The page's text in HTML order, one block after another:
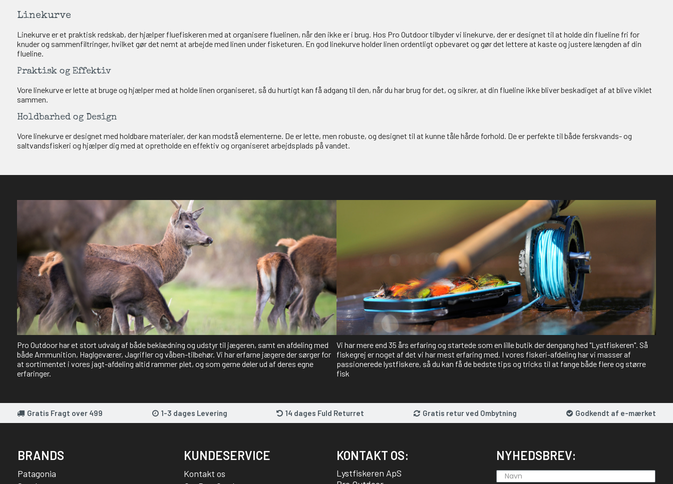
Linekurve
Linekurve er et praktisk redskab, der hjælper fluefiskeren med at organisere fluelinen, når den ikke er i brug. Hos Pro Outdoor tilbyder vi linekurve, der er designet til at holde din flueline fri for
knuder og sammenfiltringer, hvilket gør det nemt at arbejde med linen under fisketuren. En god linekurve holder linen ordentligt opbevaret og gør det lettere at kaste og justere længden af din
flueline.
Praktisk og Effektiv
Vore linekurve er lette at bruge og hjælper med at holde linen organiseret, så du hurtigt kan få adgang til den, når du har brug for det, og sikrer, at din flueline ikke bliver beskadiget af at blive viklet
sammen.
Holdbarhed og Design
Vore linekurve er designet med holdbare materialer, der kan modstå elementerne. De er lette, men robuste, og designet til at kunne tåle hårde forhold. De er perfekte til både ferskvands- og
saltvandsfiskeri og hjælper dig med at opretholde en effektiv og organiseret arbejdsplads på vandet.
Pro Outdoor har et stort udvalg af både beklædning og udstyr til jægeren, samt en afdeling med
både Ammunition, Haglgeværer, Jagrifler og våben-tilbehør. Vi har erfarne jægere der sørger for
at sortimentet i vores jagt-afdeling altid rammer plet, og som gerne deler ud af deres egne
erfaringer.
Vi har mere end 35 års erfaring og startede som en lille butik der dengang hed "Lystfiskeren". Så
fiskegrej er noget af det vi har mest erfaring med. I vores fiskeri-afdeling har vi masser af
passionerede lystfiskere, så du kan få de bedste tips og tricks til at fange både flere og større
fisk
Gratis Fragt over 499 1-3 dages Levering 14 dages Fuld Returret Gratis retur ved Ombytning Godkendt af e-mærket
BRANDS
Patagonia
KUNDESERVICE
Kontakt os
KONTAKT OS:
Lystfiskeren ApS
NYHEDSBREV:
PÅ 2000,-
på 2000,-
GAVEKORT
DELTAG!
NEJ TAK!